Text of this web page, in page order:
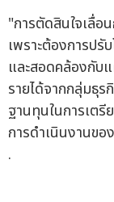
"การตัดสินใจเลื่อ
เพราะต้องการปรั
และสอดคล้องกับ
รายได้จากกลุ่มธุร
ฐานทุนในการเตรี
การดำเนินงานข
.